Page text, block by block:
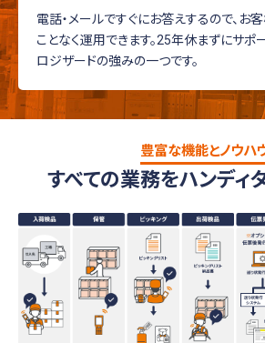
電話・メールですぐにお答えするので、お
ことなく運用できます。25年休まずにサポ
ロジザードの強みの一つです。
豊富な機能とノウハ
すべての業務をハンディ